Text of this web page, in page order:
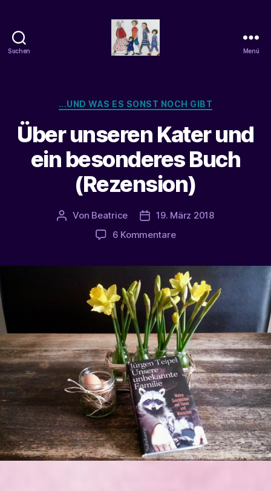
Suchen Menü
Kategorien
...UND WAS ES SONST NOCH GIBT
Über unseren Kater und
ein besonderes Buch
(Rezension)
Beitragsautor
Von Beatrice Veröffentlichungsdatum
19. März 2018
6 Kommentarezu
Kater
und
ein
besonderes
Buch
(Rezension)